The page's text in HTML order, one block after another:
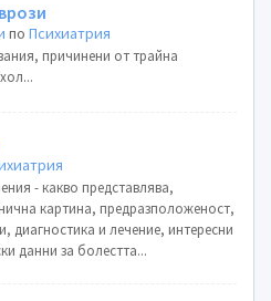
поПсихиатрия
причинени от трайна
- какво представлява,
картина, предразположеност,
диагностика и лечение, интересни
данни за болестта...